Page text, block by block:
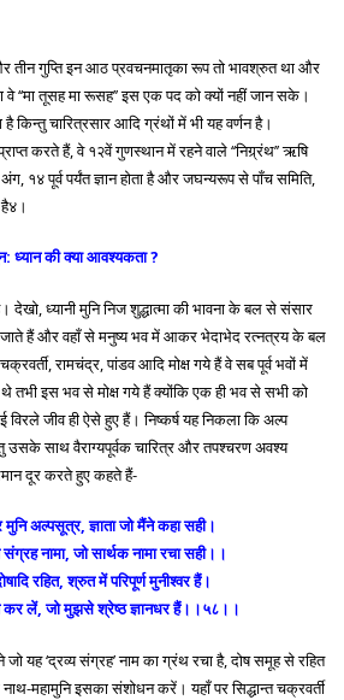
तीन गुप्ति इन आठ प्रवचनमातृका रूप तो भावश्रुत था और
‘‘मा तूसह मा रूसह’’ इस एक पद को क्यों नहीं जान सके।
है किन्तु चारित्रसार आदि ग्रंथों में भी यह वर्णन है।
करते हैं, वे १२वें गुणस्थान में रहने वाले ‘‘निग्र्रंथ’’ ऋषि
पूर्व पर्यंत ज्ञान होता है और जघन्यरूप से पाँच समिति,
है४।
ध्यान की क्या आवश्यकता ?
देखो, ध्यानी मुनि निज शुद्धात्मा की भावना के बल से संसार
जाते हैं और वहाँ से मनुष्य भव में आकर भेदाभेद रत्नत्रय के बल
रामचंद्र, पांडव आदि मोक्ष गये हैं वे सब पूर्व भवों में
तभी इस भव से मोक्ष गये हैं क्योंकि एक ही भव से सभी को
विरले जीव ही ऐसे हुए हैं। निष्कर्ष यह निकला कि अल्प
उसके साथ वैराग्यपूर्वक चारित्र और तपश्चरण अवश्य
दूर करते हुए कहते हैं-
मुनि अल्पसूत्र, ज्ञाता जो मैंने कहा सही।
नामा, जो सार्थक नामा रचा सही।।
रहित, श्रुत में परिपूर्ण मुनीश्वर हैं।
लें, जो मुझसे श्रेष्ठ ज्ञानधर हैं।।५८।।
जो यह ‘द्रव्य संग्रह’ नाम का ग्रंथ रचा है, दोष समूह से रहित
महामुनि इसका संशोधन करें। यहाँ पर सिद्धान्त चक्रवर्ती